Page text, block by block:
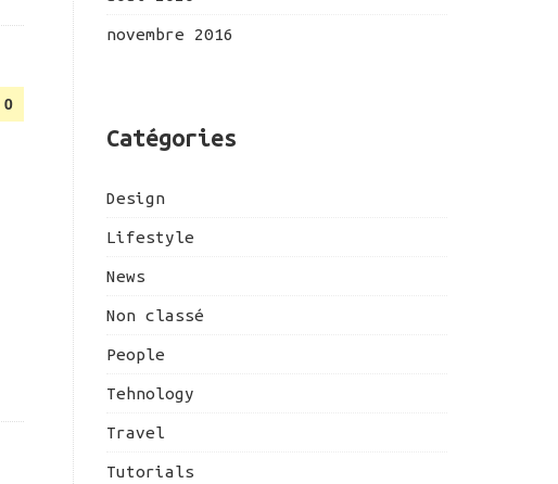
0
novembre 2016
Catégories
Design
Lifestyle
News
Non classé
People
Tehnology
Travel
Tutorials